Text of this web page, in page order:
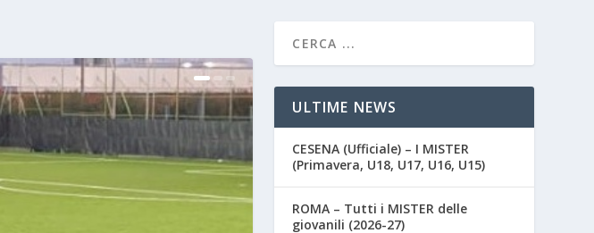
ULTIME NEWS
CESENA (Ufficiale) – I MISTER
(Primavera, U18, U17, U16, U15)
ROMA – Tutti i MISTER delle
giovanili (2026-27)